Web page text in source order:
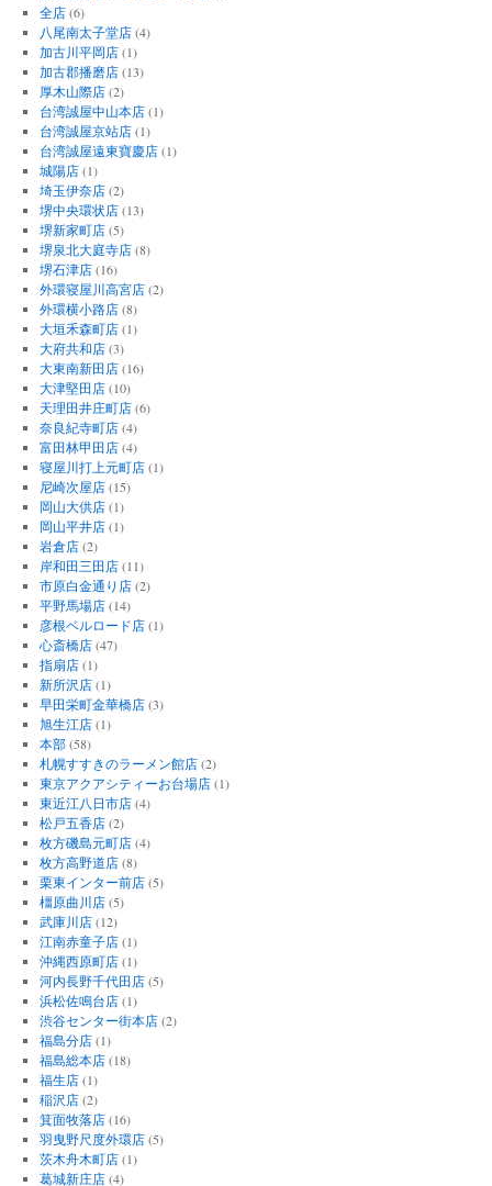
全店(6)
八尾南太子堂店(4)
加古川平岡店(1)
加古郡播磨店(13)
厚木山際店(2)
台湾誠屋中山本店(1)
台湾誠屋京站店(1)
台湾誠屋遠東寶慶店(1)
城陽店(1)
埼玉伊奈店(2)
堺中央環状店(13)
堺新家町店(5)
堺泉北大庭寺店(8)
堺石津店(16)
外環寝屋川高宮店(2)
外環横小路店(8)
大垣禾森町店(1)
大府共和店(3)
大東南新田店(16)
大津堅田店(10)
天理田井庄町店(6)
奈良紀寺町店(4)
富田林甲田店(4)
寝屋川打上元町店(1)
尼崎次屋店(15)
岡山大供店(1)
岡山平井店(1)
岩倉店(2)
岸和田三田店(11)
市原白金通り店(2)
平野馬場店(14)
彦根ベルロード店(1)
心斎橋店(47)
指扇店(1)
新所沢店(1)
早田栄町金華橋店(3)
旭生江店(1)
本部(58)
札幌すすきのラーメン館店(2)
東京アクアシティーお台場店(1)
東近江八日市店(4)
松戸五香店(2)
枚方磯島元町店(4)
枚方高野道店(8)
栗東インター前店(5)
橿原曲川店(5)
武庫川店(12)
江南赤童子店(1)
沖縄西原町店(1)
河内長野千代田店(5)
浜松佐鳴台店(1)
渋谷センター街本店(2)
福島分店(1)
福島総本店(18)
福生店(1)
稲沢店(2)
箕面牧落店(16)
羽曳野尺度外環店(5)
茨木舟木町店(1)
葛城新庄店(4)